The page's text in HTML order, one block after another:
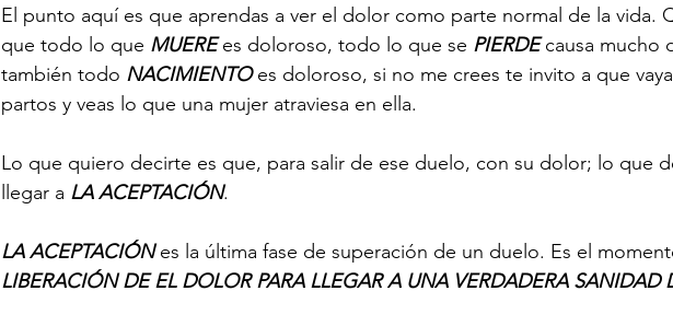
El punto aquí es que aprendas a ver el dolor como parte normal de la vida.
que todo lo que MUERE es doloroso, todo lo que se PIERDE causa mucho
también todo NACIMIENTO es doloroso, si no me crees te invito a que
partos y veas lo que una mujer atraviesa en ella.
Lo que quiero decirte es que, para salir de ese duelo, con su dolor; lo que
llegar a LA ACEPTACIÓN.
LA ACEPTACIÓN es la última fase de superación de un duelo. Es el
LIBERACIÓN DE EL DOLOR PARA LLEGAR A UNA VERDADERA SANIDAD